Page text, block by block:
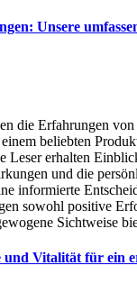
Unsere
die Erfahrungen
beliebten
Leser erhalten
und die
informierte
sowohl positive
Sichtweise
und Vitalität für ein